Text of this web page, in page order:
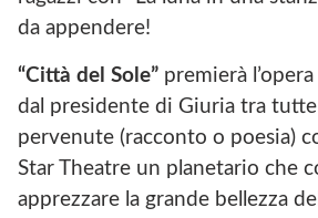
da appendere!
“Città del Sole” premierà
dal presidente di Giuria tra
pervenute (racconto o poesia)
Star Theatre un planetario che
apprezzare la grande bellezza